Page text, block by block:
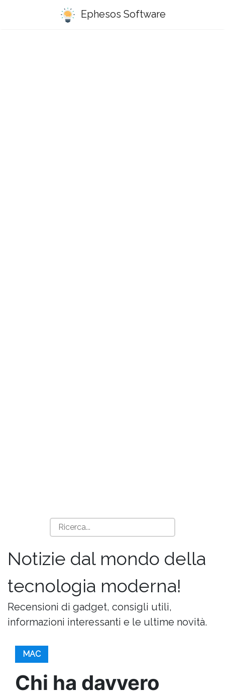
Ephesos Software
Notizie dal mondo della
tecnologia moderna!
Recensioni di gadget, consigli utili,
informazioni interessanti e le ultime novità.
MAC
Chi ha davvero